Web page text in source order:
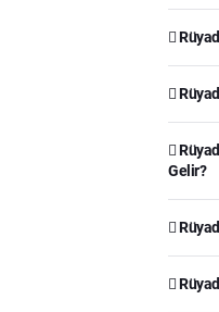
Gelir?